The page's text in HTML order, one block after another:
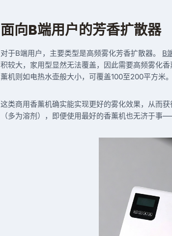
面向B端用户的芳香扩散器
对于B端用户，主要类型是高频雾化芳香扩散器。 B
积较大，家用型显然无法覆盖，因此需要高频雾化
薰机则如电热水壶般大小，可覆盖100至200平方米。
这类商用香薰机确实能实现更好的雾化效果，从而
（多为溶剂），即便使用最好的香薰机也无济于事